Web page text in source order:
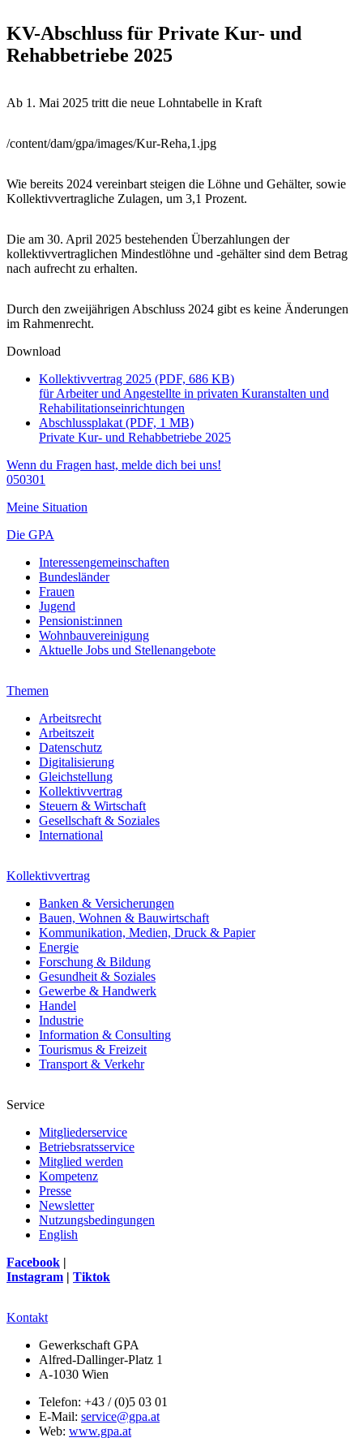
KV-Abschluss für Private Kur- und
Rehabbetriebe 2025
Ab 1. Mai 2025 tritt die neue Lohntabelle in Kraft
/content/dam/gpa/images/Kur-Reha,1.jpg
Wie bereits 2024 vereinbart steigen die Löhne und Gehälter, sowie
Kollektivvertragliche Zulagen, um 3,1 Prozent.
Die am 30. April 2025 bestehenden Überzahlungen der
kollektivvertraglichen Mindestlöhne und -gehälter sind dem Betrag
nach aufrecht zu erhalten.
Durch den zweijährigen Abschluss 2024 gibt es keine Änderungen
im Rahmenrecht.
Download
Kollektivvertrag 2025 (PDF, 686 KB)
für Arbeiter und Angestellte in privaten Kuranstalten und
Rehabilitationseinrichtungen
Abschlussplakat (PDF, 1 MB)
Private Kur- und Rehabbetriebe 2025
Wenn du Fragen hast, melde dich bei uns!
050301
Meine Situation
Die GPA
Interessengemeinschaften
Bundesländer
Frauen
Jugend
Pensionist:innen
Wohnbauvereinigung
Aktuelle Jobs und Stellenangebote
Themen
Arbeitsrecht
Arbeitszeit
Datenschutz
Digitalisierung
Gleichstellung
Kollektivvertrag
Steuern & Wirtschaft
Gesellschaft & Soziales
International
Kollektivvertrag
Banken & Versicherungen
Bauen, Wohnen & Bauwirtschaft
Kommunikation, Medien, Druck & Papier
Energie
Forschung & Bildung
Gesundheit & Soziales
Gewerbe & Handwerk
Handel
Industrie
Information & Consulting
Tourismus & Freizeit
Transport & Verkehr
Service
Mitgliederservice
Betriebsratsservice
Mitglied werden
Kompetenz
Presse
Newsletter
Nutzungsbedingungen
English
Facebook |
Instagram | Tiktok
Kontakt
Gewerkschaft GPA
Alfred-Dallinger-Platz 1
A-1030 Wien
Telefon: +43 / (0)5 03 01
E-Mail: service@gpa.at
Web: www.gpa.at